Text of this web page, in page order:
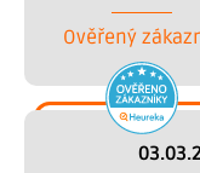
Ověřený